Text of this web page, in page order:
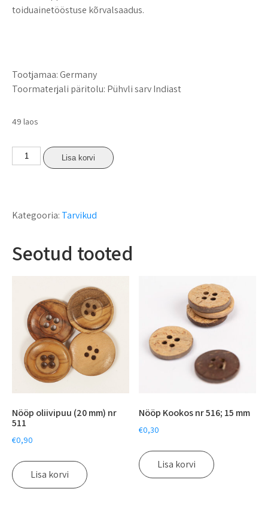
toiduainetööstuse kõrvalsaadus.
Tootjamaa:Germany
Toormaterjali päritolu: Pühvli sarv Indiast
49 laos
Lisa korvi
Kategooria: Tarvikud
Seotud tooted
Nööp oliivipuu (20 mm) nr
511
€0,90
Lisa korvi
Nööp Kookos nr 516; 15 mm
€0,30
Lisa korvi